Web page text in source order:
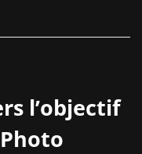
l’objectif